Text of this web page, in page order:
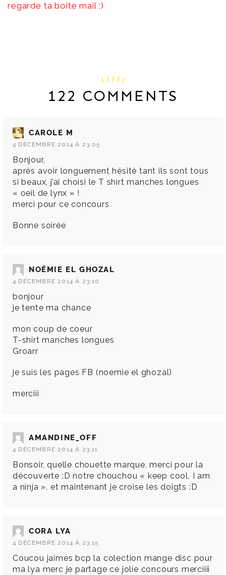
regarde ta boîte mail ;)
122 COMMENTS
CAROLE M
4 DÉCEMBRE 2014 À 23:05
Bonjour,
après avoir longuement hésité tant ils sont tous
si beaux, j’ai choisi le T shirt manches longues
« oeil de lynx » !
merci pour ce concours
Bonne soirée
NOÉMIE EL GHOZAL
4 DÉCEMBRE 2014 À 23:10
bonjour
je tente ma chance
mon coup de coeur
T-shirt manches longues
Groarr
je suis les pages FB (noemie el ghozal)
merciii
AMANDINE_OFF
4 DÉCEMBRE 2014 À 23:11
Bonsoir, quelle chouette marque, merci pour la
découverte :D notre chouchou « keep cool, I am
a ninja ». et maintenant je croise les doigts :D
CORA LYA
4 DÉCEMBRE 2014 À 23:15
Coucou jaimes bcp la colection mange disc pour
ma lya merc je partage ce jolie concours merciiii